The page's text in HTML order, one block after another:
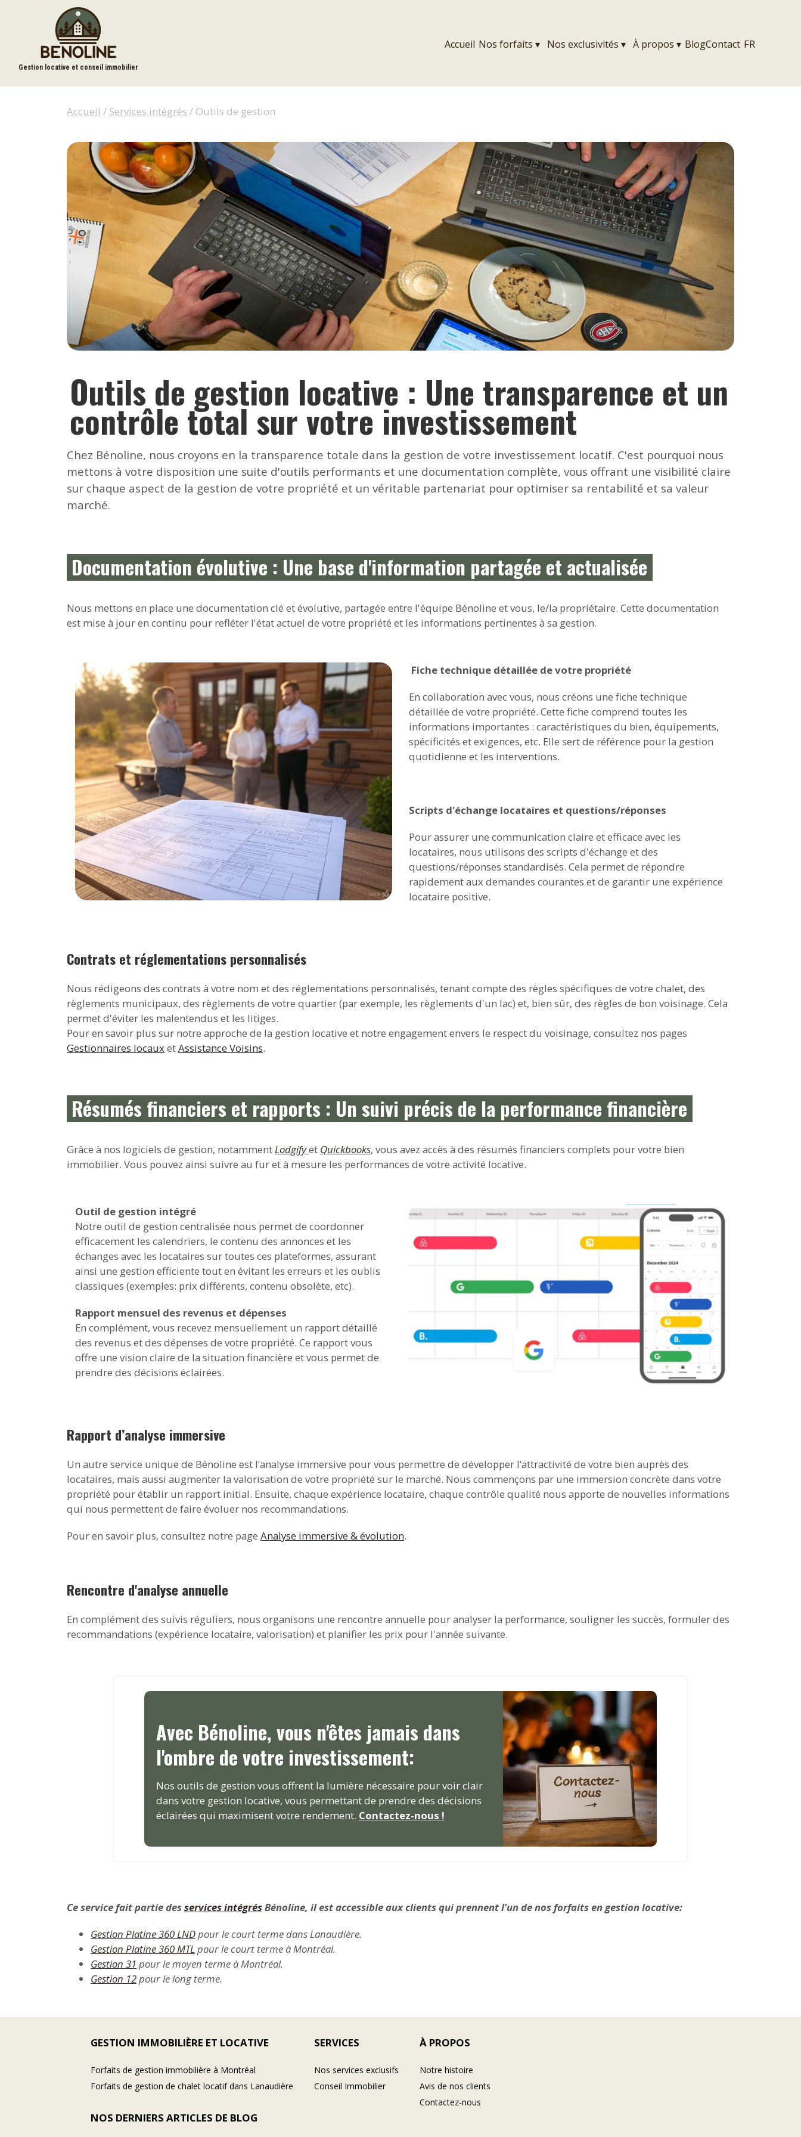
Gestion locative et conseil immobilier
Accueil Nos forfaits ▾ Nos exclusivités ▾ À propos ▾ BlogContact FR
Accueil / Services intégrés / Outils de gestion
Outils de gestion locative : Une transparence et un
contrôle total sur votre investissement
Chez Bénoline, nous croyons en la transparence totale dans la gestion de votre investissement locatif. C'est pourquoi nous
mettons à votre disposition une suite d'outils performants et une documentation complète, vous offrant une visibilité claire
sur chaque aspect de la gestion de votre propriété et un véritable partenariat pour optimiser sa rentabilité et sa valeur
marché.
Documentation évolutive : Une base d'information partagée et actualisée
Nous mettons en place une documentation clé et évolutive, partagée entre l'équipe Bénoline et vous, le/la propriétaire. Cette documentation
est mise à jour en continu pour refléter l'état actuel de votre propriété et les informations pertinentes à sa gestion.
Fiche technique détaillée de votre propriété
En collaboration avec vous, nous créons une fiche technique
détaillée de votre propriété. Cette fiche comprend toutes les
informations importantes : caractéristiques du bien, équipements,
spécificités et exigences, etc. Elle sert de référence pour la gestion
quotidienne et les interventions.
Scripts d'échange locataires et questions/réponses
Pour assurer une communication claire et efficace avec les
locataires, nous utilisons des scripts d'échange et des
questions/réponses standardisés. Cela permet de répondre
rapidement aux demandes courantes et de garantir une expérience
locataire positive.
Contrats et réglementations personnalisés
Nous rédigeons des contrats à votre nom et des réglementations personnalisés, tenant compte des règles spécifiques de votre chalet, des
règlements municipaux, des règlements de votre quartier (par exemple, les règlements d'un lac) et, bien sûr, des règles de bon voisinage. Cela
permet d'éviter les malentendus et les litiges.
Pour en savoir plus sur notre approche de la gestion locative et notre engagement envers le respect du voisinage, consultez nos pages
Gestionnaires locaux etAssistance Voisins.
Résumés financiers et rapports : Un suivi précis de la performance financière
Grâce à nos logiciels de gestion, notammentLodgifyet Quickbooks, vous avez accès à des résumés financiers complets pour votre bien
immobilier. Vous pouvez ainsi suivre au fur et à mesure les performances de votre activité locative.
Outil de gestion intégré
Notre outil de gestion centralisée nous permet de coordonner
efficacement les calendriers, le contenu des annonces et les
échanges avec les locataires sur toutes ces plateformes, assurant
ainsi une gestion efficiente tout en évitant les erreurs et les oublis
classiques (exemples: prix différents, contenu obsolète, etc).
Rapport mensuel des revenus et dépenses
En complément, vous recevez mensuellement un rapport détaillé
des revenus et des dépenses de votre propriété. Ce rapport vous
offre une vision claire de la situation financière et vous permet de
prendre des décisions éclairées.
Rapport d’analyse immersive
Un autre service unique de Bénoline est l’analyse immersive pour vous permettre de développer l’attractivité de votre bien auprès des
locataires, mais aussi augmenter la valorisation de votre propriété sur le marché. Nous commençons par une immersion concrète dans votre
propriété pour établir un rapport initial. Ensuite, chaque expérience locataire, chaque contrôle qualité nous apporte de nouvelles informations
qui nous permettent de faire évoluer nos recommandations.
Pour en savoir plus, consultez notre page Analyse immersive & évolution.
Rencontre d'analyse annuelle
En complément des suivis réguliers, nous organisons une rencontre annuelle pour analyser la performance, souligner les succès, formuler des
recommandations (expérience locataire, valorisation) et planifier les prix pour l'année suivante.
Avec Bénoline, vous n'êtes jamais dans
l'ombre de votre investissement:
Nos outils de gestion vous offrent la lumière nécessaire pour voir clair
dans votre gestion locative, vous permettant de prendre des décisions
éclairées qui maximisent votre rendement. Contactez-nous !
Ce service fait partie desservices intégrésBénoline, il est accessible aux clients qui prennent l’un de nos forfaits en gestion locative:
Gestion Platine 360 LNDpour le court terme dans Lanaudière.
Gestion Platine 360 MTL pour le court terme à Montréal.
Gestion 31 pour le moyen terme à Montréal.
Gestion 12pour le long terme.
GESTION IMMOBILIÈRE ET LOCATIVE
Forfaits de gestion immobilière à Montréal
Forfaits de gestion de chalet locatif dans Lanaudière
SERVICES
Nos services exclusifs
Conseil Immobilier
À PROPOS
Notre histoire
Avis de nos clients
Contactez-nous
NOS DERNIERS ARTICLES DE BLOG